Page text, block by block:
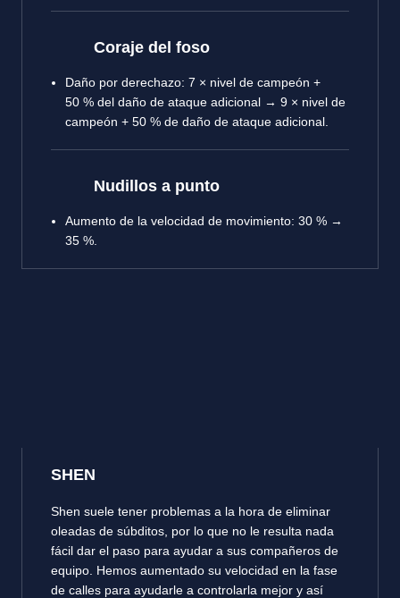
Coraje del foso
Daño por derechazo: 7 × nivel de campeón +
50 % del daño de ataque adicional → 9 × nivel de
campeón + 50 % de daño de ataque adicional.
Nudillos a punto
Aumento de la velocidad de movimiento: 30 % →
35 %.
SHEN
Shen suele tener problemas a la hora de eliminar
oleadas de súbditos, por lo que no le resulta nada
fácil dar el paso para ayudar a sus compañeros de
equipo. Hemos aumentado su velocidad en la fase
de calles para ayudarle a controlarla mejor y así